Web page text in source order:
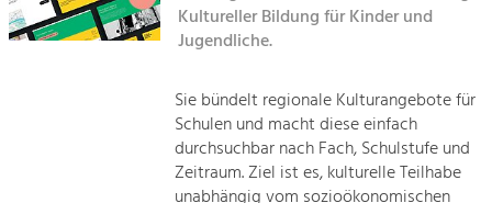
Landscape.
Offer Development and Positioning
Art & Culture
Crafts, Science and Research.
Kultureller Bildung für Kinder und
Jugendliche.
Sie bündelt regionale Kulturangebote für
Schulen und macht diese einfach
durchsuchbar nach Fach, Schulstufe und
Zeitraum. Ziel ist es, kulturelle Teilhabe
unabhängig vom sozioökonomischen